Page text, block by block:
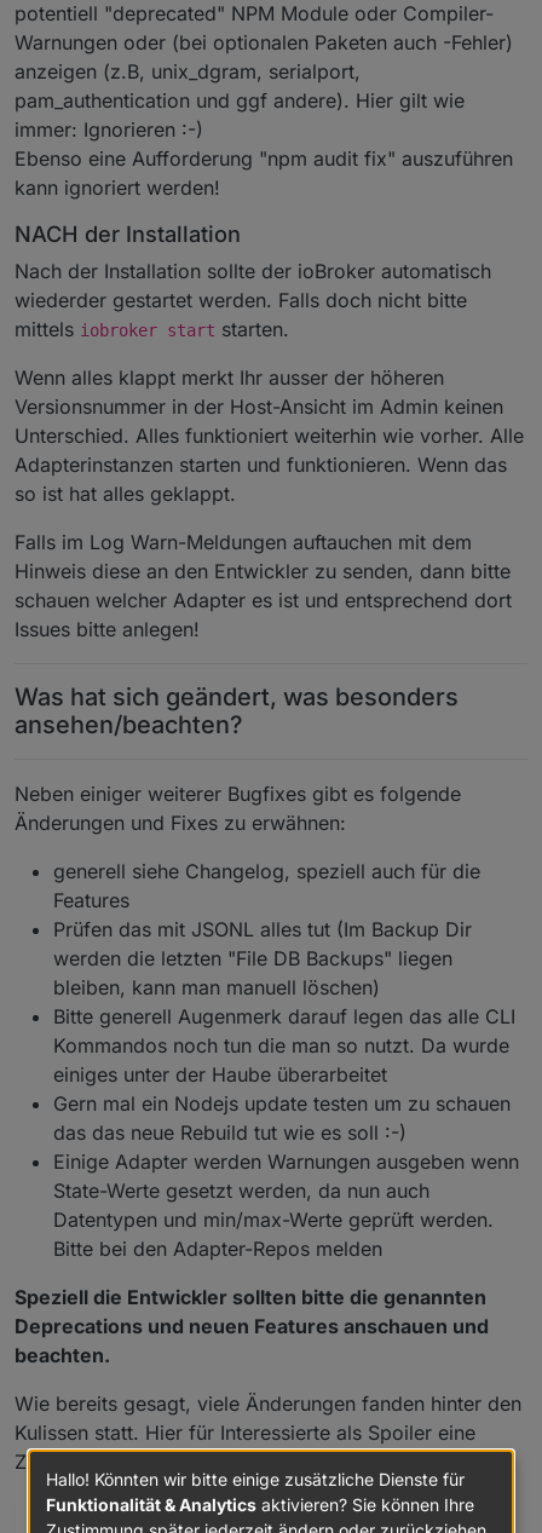
potentiell "deprecated" NPM Module oder Compiler-
Warnungen oder (bei optionalen Paketen auch -Fehler)
anzeigen (z.B, unix_dgram, serialport,
pam_authentication und ggf andere). Hier gilt wie
immer: Ignorieren :-)
Ebenso eine Aufforderung "npm audit fix" auszuführen
kann ignoriert werden!
NACH der Installation
Nach der Installation sollte der ioBroker automatisch
wiederder gestartet werden. Falls doch nicht bitte
mittels iobroker start starten.
Wenn alles klappt merkt Ihr ausser der höheren
Versionsnummer in der Host-Ansicht im Admin keinen
Unterschied. Alles funktioniert weiterhin wie vorher. Alle
Adapterinstanzen starten und funktionieren. Wenn das
so ist hat alles geklappt.
Falls im Log Warn-Meldungen auftauchen mit dem
Hinweis diese an den Entwickler zu senden, dann bitte
schauen welcher Adapter es ist und entsprechend dort
Issues bitte anlegen!
Was hat sich geändert, was besonders
ansehen/beachten?
Neben einiger weiterer Bugfixes gibt es folgende
Änderungen und Fixes zu erwähnen:
generell siehe Changelog, speziell auch für die
Features
Prüfen das mit JSONL alles tut (Im Backup Dir
werden die letzten "File DB Backups" liegen
bleiben, kann man manuell löschen)
Bitte generell Augenmerk darauf legen das alle CLI
Kommandos noch tun die man so nutzt. Da wurde
einiges unter der Haube überarbeitet
Gern mal ein Nodejs update testen um zu schauen
das das neue Rebuild tut wie es soll :-)
Einige Adapter werden Warnungen ausgeben wenn
State-Werte gesetzt werden, da nun auch
Datentypen und min/max-Werte geprüft werden.
Bitte bei den Adapter-Repos melden
Speziell die Entwickler sollten bitte die genannten
Deprecations und neuen Features anschauen und
beachten.
Wie bereits gesagt, viele Änderungen fanden hinter den
Kulissen statt. Hier für Interessierte als Spoiler eine
Zusammenfassung:
Spoiler
Hallo! Könnten wir bitte einige zusätzliche Dienste für
Funktionalität & Analytics aktivieren? Sie können Ihre